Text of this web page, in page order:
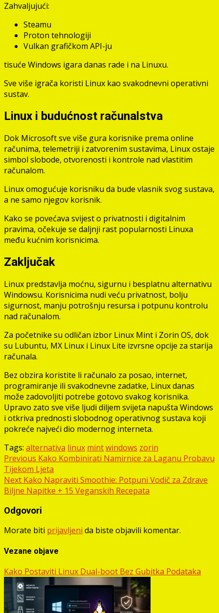
Zahvaljujući:
Steamu
Proton tehnologiji
Vulkan grafičkom API-ju
tisuće Windows igara danas rade i na Linuxu.
Sve više igrača koristi Linux kao svakodnevni operativni
sustav.
Linux i budućnost računalstva
Dok Microsoft sve više gura korisnike prema online
računima, telemetriji i zatvorenim sustavima, Linux ostaje
simbol slobode, otvorenosti i kontrole nad vlastitim
računalom.
Linux omogućuje korisniku da bude vlasnik svog sustava,
a ne samo njegov korisnik.
Kako se povećava svijest o privatnosti i digitalnim
pravima, očekuje se daljnji rast popularnosti Linuxa
među kućnim korisnicima.
Zaključak
Linux predstavlja moćnu, sigurnu i besplatnu alternativu
Windowsu. Korisnicima nudi veću privatnost, bolju
sigurnost, manju potrošnju resursa i potpunu kontrolu
nad računalom.
Za početnike su odličan izbor Linux Mint i Zorin OS, dok
su Lubuntu, MX Linux i Linux Lite izvrsne opcije za starija
računala.
Bez obzira koristite li računalo za posao, internet,
programiranje ili svakodnevne zadatke, Linux danas
može zadovoljiti potrebe gotovo svakog korisnika.
Upravo zato sve više ljudi diljem svijeta napušta Windows
i otkriva prednosti slobodnog operativnog sustava koji
pokreće najveći dio modernog interneta.
Tags: alternativa linux mintwindows zorin
Post
navigation
Previous Kako Kombinirati Namirnice za Laganu Probavu
Tijekom Ljeta
Next Kako Napraviti Smoothie: Potpuni Vodič za Zdrave
Biljne Napitke + 15 Veganskih Recepata
Odgovori
Morate biti prijavljeni da biste objavili komentar.
Vezane objave
Kako Postaviti Linux Dual-boot Bez Gubitka Podataka